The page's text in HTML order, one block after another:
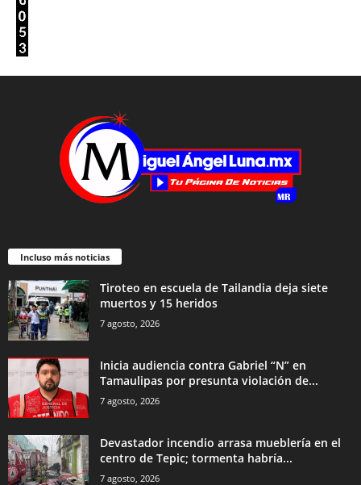
Incluso más noticias
Tiroteo en escuela de Tailandia deja siete
muertos y 15 heridos
7 agosto, 2026
Inicia audiencia contra Gabriel “N” en
Tamaulipas por presunta violación de...
7 agosto, 2026
Devastador incendio arrasa mueblería en el
centro de Tepic; tormenta habría...
7 agosto, 2026